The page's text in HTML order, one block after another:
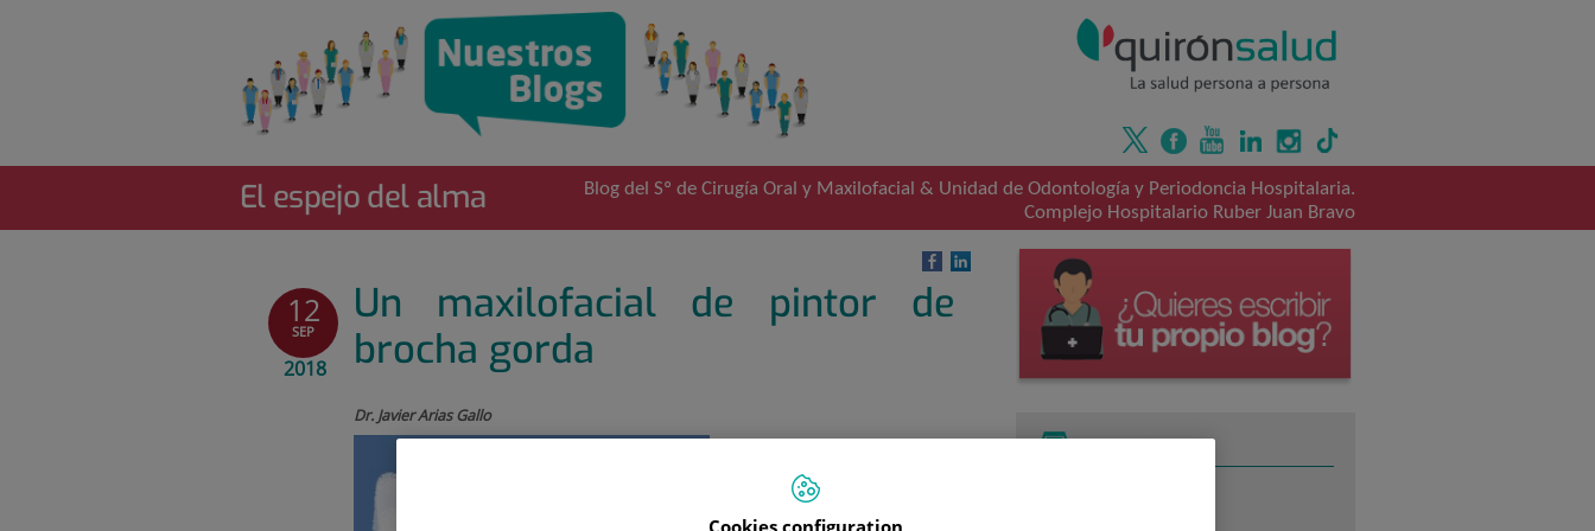
El espejo del alma
Blog del Sº de Cirugía Oral y Maxilofacial & Unidad de Odontología y Periodoncia Hospitalaria.
Complejo Hospitalario Ruber Juan Bravo
12
SEP
2018
Un maxilofacial de pintor de
brocha gorda
Dr. Javier Arias Gallo
habitación de mi hijo mayor
dos tardes está hecho, me digo.
En agosto sólo trabajo en el
TEMAS
Cookies configuration